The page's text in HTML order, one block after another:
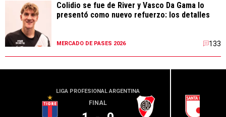
Colidio se fue de River y Vasco Da Gama lo
presentó como nuevo refuerzo: los detalles
MERCADO DE PASES 2026 133
LIGA PROFESIONAL ARGENTINA
FINAL